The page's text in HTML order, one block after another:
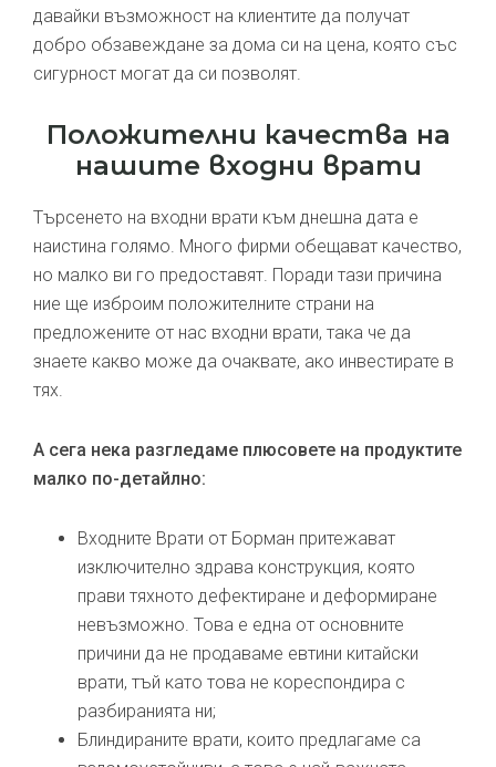
давайки възможност на клиентите да получат
добро обзавеждане за дома си на цена, която със
сигурност могат да си позволят.
Положителни качества на
нашите входни врати
Търсенето на входни врати към днешна дата е
наистина голямо. Много фирми обещават качество,
но малко ви го предоставят. Поради тази причина
ние ще изброим положителните страни на
предложените от нас входни врати, така че да
знаете какво може да очаквате, ако инвестирате в
тях.
А сега нека разгледаме плюсовете на продуктите
малко по-детайлно:
Входните Врати от Борман притежават
изключително здрава конструкция, която
прави тяхното дефектиране и деформиране
невъзможно. Това е една от основните
причини да не продаваме евтини китайски
врати, тъй като това не кореспондира с
разбиранията ни;
Блиндираните врати, които предлагаме са